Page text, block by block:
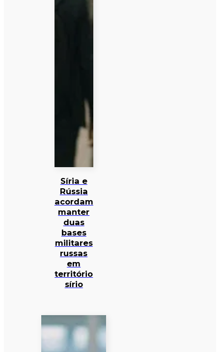
Síria e
Rússia
acordam
manter
duas
bases
militares
russas
em
território
sírio